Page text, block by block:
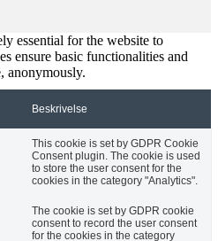
essential for the website to
ensure basic functionalities and
anonymously.
Beskrivelse
This cookie is set by GDPR Cookie
Consent plugin. The cookie is used
to store the user consent for the
cookies in the category "Analytics".
The cookie is set by GDPR cookie
consent to record the user consent
for the cookies in the category